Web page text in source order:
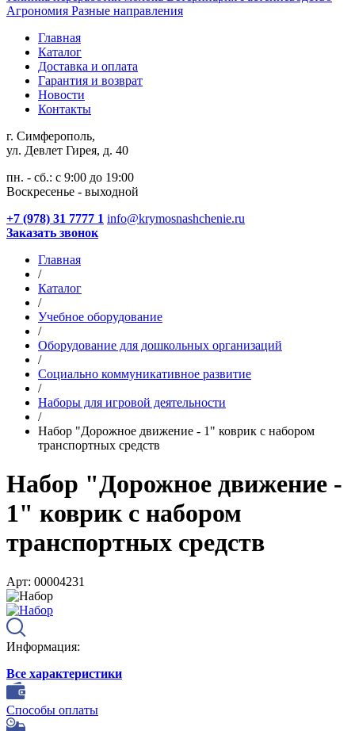
Агрономия Разные направления
Главная
Каталог
Доставка и оплата
Гарантия и возврат
Новости
Контакты
г. Симферополь,
ул. Девлет Гирея, д. 40
пн. - сб.: с 9:00 до 19:00
Воскресенье - выходной
+7 (978) 31 7777 1 info@krymosnashchenie.ru
Заказать звонок
Главная
/
Каталог
/
Учебное оборудование
/
Оборудование для дошкольных организаций
/
Социально коммуникативное развитие
/
Наборы для игровой деятельности
/
Набор "Дорожное движение - 1" коврик с набором
транспортных средств
Набор "Дорожное движение -
1" коврик с набором
транспортных средств
Арт: 00004231
Информация:
Все характеристики
Способы оплаты